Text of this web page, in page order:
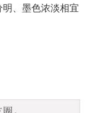
、墨色浓淡相宜